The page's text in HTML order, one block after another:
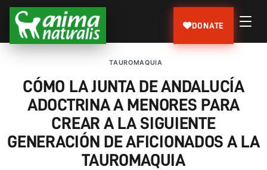
DONATE
TAUROMAQUIA
CÓMO LA JUNTA DE ANDALUCÍA
ADOCTRINA A MENORES PARA
CREAR A LA SIGUIENTE
GENERACIÓN DE AFICIONADOS A LA
TAUROMAQUIA